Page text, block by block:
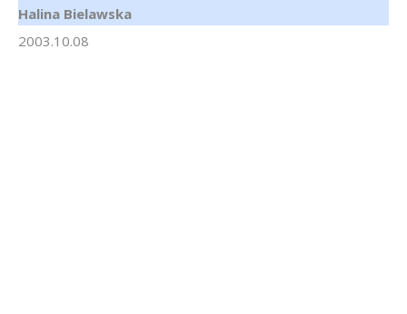
Halina Bielawska
2003.10.08